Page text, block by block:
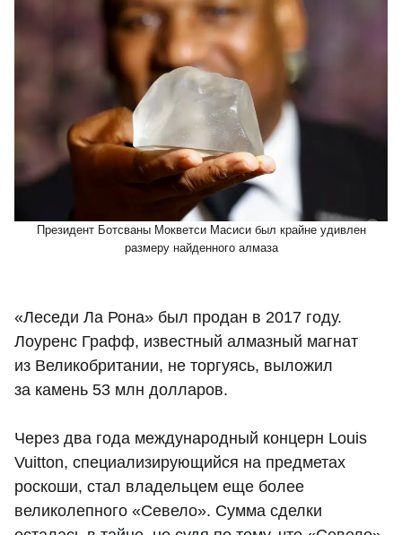
Президент Ботсваны Мокветси Масиси был крайне удивлен
размеру найденного алмаза
«Леседи Ла Рона» был продан в 2017 году.
Лоуренс Графф, известный алмазный магнат
из Великобритании, не торгуясь, выложил
за камень 53 млн долларов.
Через два года международный концерн Louis
Vuitton, специализирующийся на предметах
роскоши, стал владельцем еще более
великолепного «Севело». Сумма сделки